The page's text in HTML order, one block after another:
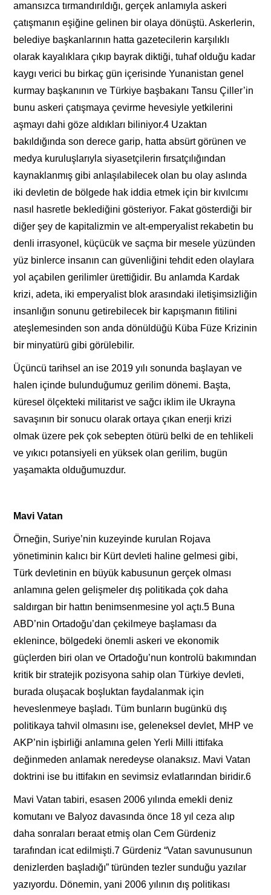
amansızca tırmandırıldığı, gerçek anlamıyla askeri
çatışmanın eşiğine gelinen bir olaya dönüştü. Askerlerin,
belediye başkanlarının hatta gazetecilerin karşılıklı
olarak kayalıklara çıkıp bayrak diktiği, tuhaf olduğu kadar
kaygı verici bu birkaç gün içerisinde Yunanistan genel
kurmay başkanının ve Türkiye başbakanı Tansu Çiller’in
bunu askeri çatışmaya çevirme hevesiyle yetkilerini
aşmayı dahi göze aldıkları biliniyor.4 Uzaktan
bakıldığında son derece garip, hatta absürt görünen ve
medya kuruluşlarıyla siyasetçilerin fırsatçılığından
kaynaklanmış gibi anlaşılabilecek olan bu olay aslında
iki devletin de bölgede hak iddia etmek için bir kıvılcımı
nasıl hasretle beklediğini gösteriyor. Fakat gösterdiği bir
diğer şey de kapitalizmin ve alt-emperyalist rekabetin bu
denli irrasyonel, küçücük ve saçma bir mesele yüzünden
yüz binlerce insanın can güvenliğini tehdit eden olaylara
yol açabilen gerilimler ürettiğidir. Bu anlamda Kardak
krizi, adeta, iki emperyalist blok arasındaki iletişimsizliğin
insanlığın sonunu getirebilecek bir kapışmanın fitilini
ateşlemesinden son anda dönüldüğü Küba Füze Krizinin
bir minyatürü gibi görülebilir.
Üçüncü tarihsel an ise 2019 yılı sonunda başlayan ve
halen içinde bulunduğumuz gerilim dönemi. Başta,
küresel ölçekteki militarist ve sağcı iklim ile Ukrayna
savaşının bir sonucu olarak ortaya çıkan enerji krizi
olmak üzere pek çok sebepten ötürü belki de en tehlikeli
ve yıkıcı potansiyeli en yüksek olan gerilim, bugün
yaşamakta olduğumuzdur.
Mavi Vatan
Örneğin, Suriye’nin kuzeyinde kurulan Rojava
yönetiminin kalıcı bir Kürt devleti haline gelmesi gibi,
Türk devletinin en büyük kabusunun gerçek olması
anlamına gelen gelişmeler dış politikada çok daha
saldırgan bir hattın benimsenmesine yol açtı.5 Buna
ABD’nin Ortadoğu’dan çekilmeye başlaması da
eklenince, bölgedeki önemli askeri ve ekonomik
güçlerden biri olan ve Ortadoğu’nun kontrolü bakımından
kritik bir stratejik pozisyona sahip olan Türkiye devleti,
burada oluşacak boşluktan faydalanmak için
heveslenmeye başladı. Tüm bunların bugünkü dış
politikaya tahvil olmasını ise, geleneksel devlet, MHP ve
AKP’nin işbirliği anlamına gelen Yerli Milli ittifaka
değinmeden anlamak neredeyse olanaksız. Mavi Vatan
doktrini ise bu ittifakın en sevimsiz evlatlarından biridir.6
Mavi Vatan tabiri, esasen 2006 yılında emekli deniz
komutanı ve Balyoz davasında önce 18 yıl ceza alıp
daha sonraları beraat etmiş olan Cem Gürdeniz
tarafından icat edilmişti.7 Gürdeniz “Vatan savunusunun
denizlerden başladığı” türünden tezler sunduğu yazılar
yazıyordu. Dönemin, yani 2006 yılının dış politikası